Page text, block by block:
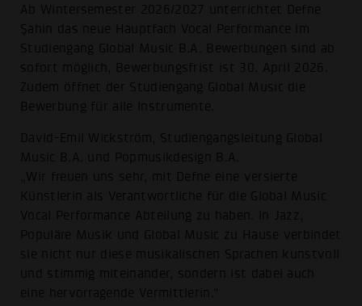
Ab Wintersemester 2026/2027 unterrichtet Defne
Şahin das neue Hauptfach Vocal Performance im
Studiengang Global Music B.A. Bewerbungen sind ab
sofort möglich, Bewerbungsfrist ist 30. April 2026.
Zudem öffnet der Studiengang Global Music die
Bewerbung für alle Instrumente.
David-Emil Wickström, Studiengangsleitung Global
Music B.A. und Popmusikdesign B.A.
„Wir freuen uns sehr, mit Defne eine versierte
Künstlerin als Verantwortliche für die Global Music
Vocal Performance Abteilung zu haben. In Jazz,
Populäre Musik und Global Music zu Hause verbindet
sie nicht nur diese musikalischen Sprachen kunstvoll
und stimmig miteinander, sondern ist dabei auch
eine hervorragende Vermittlerin.“